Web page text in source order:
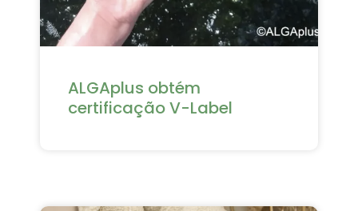
ALGAplus obtém
certificação V-Label